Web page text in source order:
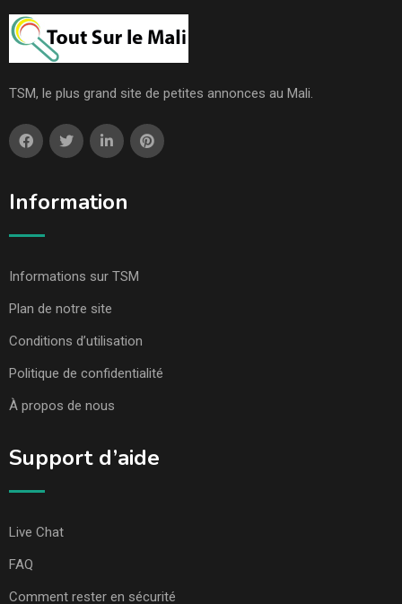
TSM, le plus grand site de petites annonces au Mali.
Information
Informations sur TSM
Plan de notre site
Conditions d’utilisation
Politique de confidentialité
À propos de nous
Support d’aide
Live Chat
FAQ
Comment rester en sécurité